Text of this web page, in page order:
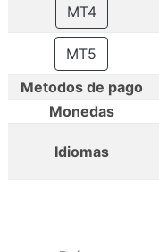
MT4
MT5
Metodos de pago
Monedas
Idiomas